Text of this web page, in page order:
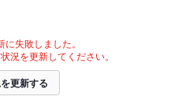
失敗しました。
況を更新してください。
更新する